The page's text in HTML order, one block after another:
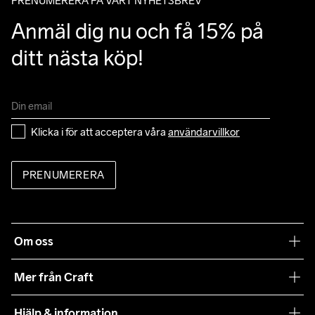
Anmäl dig nu och få 15% på
ditt nästa köp!
Klicka i för att acceptera våra användarvillkor
PRENUMERERA
Om oss
Mer från Craft